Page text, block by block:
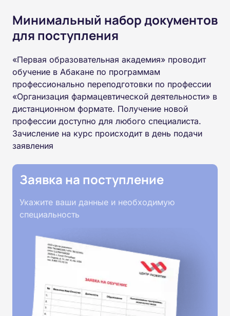
Минимальный набор документов
для поступления
«Первая образовательная академия» проводит
обучение в Абакане по программам
профессионально переподготовки по профессии
«Организация фармацевтической деятельности» в
дистанционном формате. Получение новой
профессии доступно для любого специалиста.
Зачисление на курс происходит в день подачи
заявления
Заявка на поступление
Укажите ваши данные и необходимую
специальность